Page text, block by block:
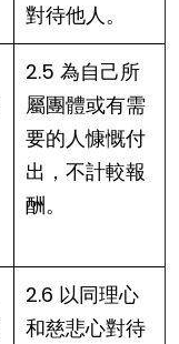
對待他人。
2.5 為自己所
屬團體或有需
要的人慷慨付
出，不計較報
酬。
2.6 以同理心
和慈悲心對待